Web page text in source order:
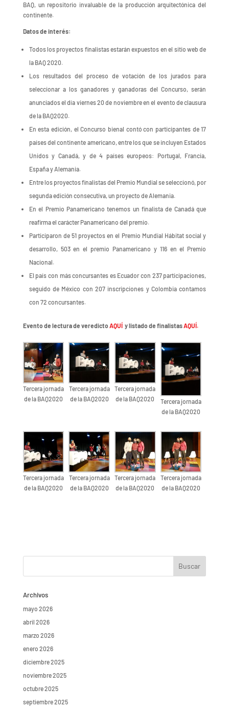
BAQ, un repositorio invaluable de la producción arquitectónica del
continente.
Datos de interés:
Todos los proyectos finalistas estarán expuestos en el sitio web de
la BAQ 2020.
Los resultados del proceso de votación de los jurados para
seleccionar a los ganadores y ganadoras del Concurso, serán
anunciados el día viernes 20 de noviembre en el evento de clausura
de la BAQ2020.
En esta edición, el Concurso bienal contó con participantes de 17
países del continente americano, entre los que se incluyen Estados
Unidos y Canadá, y de 4 países europeos: Portugal, Francia,
España y Alemania.
Entre los proyectos finalistas del Premio Mundial se seleccionó, por
segunda edición consecutiva, un proyecto de Alemania.
En el Premio Panamericano tenemos un finalista de Canadá que
reafirma el carácter Panamericano del premio.
Participaron de 51 proyectos en el Premio Mundial Hábitat social y
desarrollo, 503 en el premio Panamericano y 116 en el Premio
Nacional.
El país con más concursantes es Ecuador con 237 participaciones,
seguido de México con 207 inscripciones y Colombia contamos
con 72 concursantes.
Evento de lectura de veredictoAQUÍy listado de finalistasAQUÍ.
Tercera jornada
de la BAQ2020
Tercera jornada
de la BAQ2020
Tercera jornada
de la BAQ2020
Tercera jornada
de la BAQ2020
Tercera jornada
de la BAQ2020
Tercera jornada
de la BAQ2020
Tercera jornada
de la BAQ2020
Tercera jornada
de la BAQ2020
Archivos
mayo 2026
abril 2026
marzo 2026
enero 2026
diciembre 2025
noviembre 2025
octubre 2025
septiembre 2025